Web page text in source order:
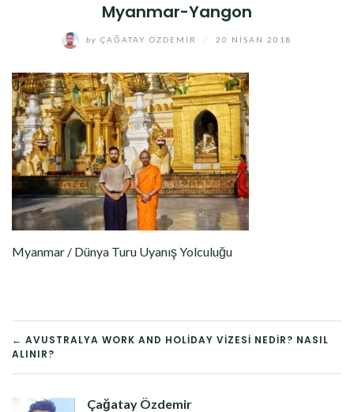
Myanmar-Yangon
by ÇAĞATAY ÖZDEMIR 20 NISAN 2018
Myanmar / Dünya Turu Uyanış Yolculuğu
YAZI
DOLAŞIMI
← AVUSTRALYA WORK AND HOLIDAY VIZESI NEDIR? NASIL
ALINIR?
Çağatay Özdemir